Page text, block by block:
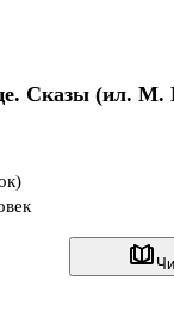
Сказы (ил. М.